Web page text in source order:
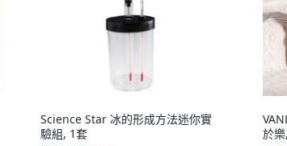
Science Star 冰的形成方法迷你實
驗組, 1套
於